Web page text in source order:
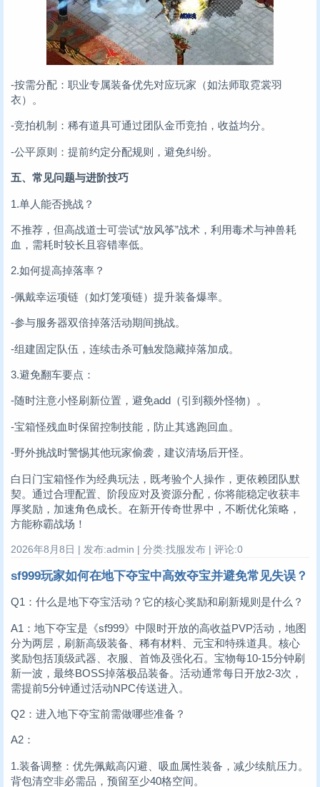
-按需分配：职业专属装备优先对应玩家（如法师取霓裳羽
衣）。
-竞拍机制：稀有道具可通过团队金币竞拍，收益均分。
-公平原则：提前约定分配规则，避免纠纷。
五、常见问题与进阶技巧
1.单人能否挑战？
不推荐，但高战道士可尝试“放风筝”战术，利用毒术与神兽耗
血，需耗时较长且容错率低。
2.如何提高掉落率？
-佩戴幸运项链（如灯笼项链）提升装备爆率。
-参与服务器双倍掉落活动期间挑战。
-组建固定队伍，连续击杀可触发隐藏掉落加成。
3.避免翻车要点：
-随时注意小怪刷新位置，避免add（引到额外怪物）。
-宝箱怪残血时保留控制技能，防止其逃跑回血。
-野外挑战时警惕其他玩家偷袭，建议清场后开怪。
白日门宝箱怪作为经典玩法，既考验个人操作，更依赖团队默
契。通过合理配置、阶段应对及资源分配，你将能稳定收获丰
厚奖励，加速角色成长。在新开传奇世界中，不断优化策略，
方能称霸战场！
2026年8月8日 | 发布:admin | 分类:找服发布 | 评论:0
sf999玩家如何在地下夺宝中高效夺宝并避免常见失误？
Q1：什么是地下夺宝活动？它的核心奖励和刷新规则是什么？
A1：地下夺宝是《sf999》中限时开放的高收益PVP活动，地图
分为两层，刷新高级装备、稀有材料、元宝和特殊道具。核心
奖励包括顶级武器、衣服、首饰及强化石。宝物每10-15分钟刷
新一波，最终BOSS掉落极品装备。活动通常每日开放2-3次，
需提前5分钟通过活动NPC传送进入。
Q2：进入地下夺宝前需做哪些准备？
A2：
1.装备调整：优先佩戴高闪避、吸血属性装备，减少续航压力。
背包清空非必需品，预留至少40格空间。